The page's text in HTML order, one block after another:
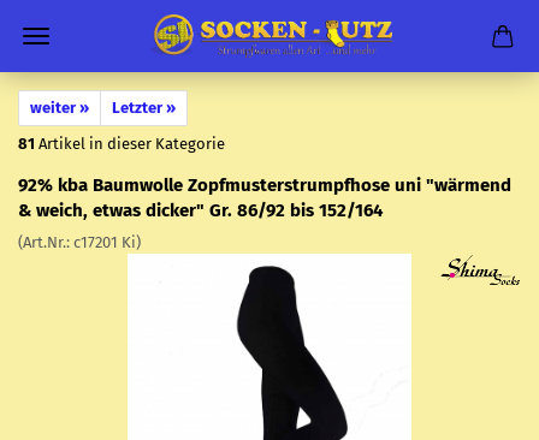
weiter »
Letzter »
81 Artikel in dieser Kategorie
92% kba Baum­wol­le Zopf­mus­ter­strumpf­ho­se uni "wär­mend
& weich, etwas di­cker" Gr. 86/92 bis 152/164
(Art.Nr.: c17201 Ki)